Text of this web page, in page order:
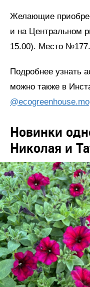
Желающие
и на Центральном
15.00). Место №177.
Подробнее узнать
можно также в
Новинки
Николая и